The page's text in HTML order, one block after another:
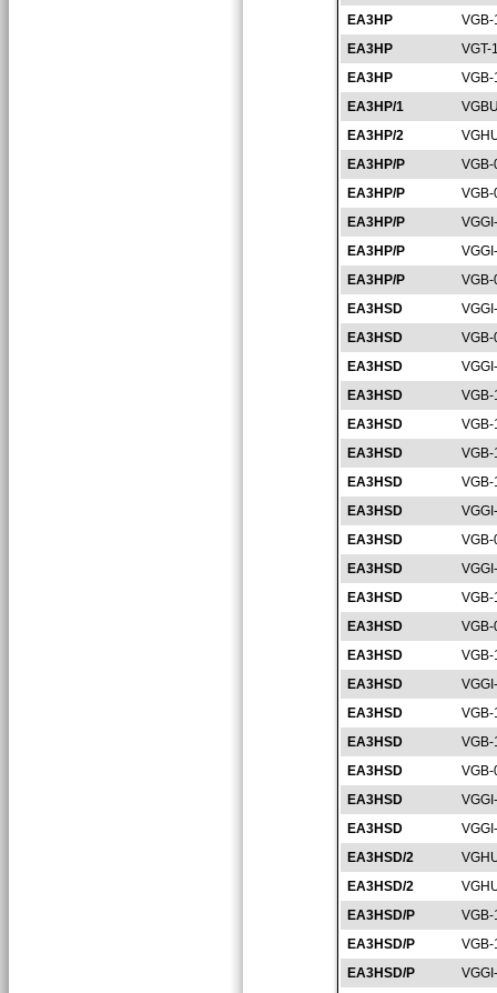
EA3HP
VGB-
EA3HP
VGT-
EA3HP
VGB-
EA3HP/1
EA3HP/2
EA3HP/P
EA3HP/P
EA3HP/P
EA3HP/P
EA3HP/P
EA3HSD
EA3HSD
EA3HSD
EA3HSD
VGB-
EA3HSD
EA3HSD
EA3HSD
EA3HSD
EA3HSD
EA3HSD
EA3HSD
EA3HSD
EA3HSD
EA3HSD
EA3HSD
EA3HSD
EA3HSD
EA3HSD
EA3HSD
EA3HSD/2
EA3HSD/2
EA3HSD/P
EA3HSD/P
EA3HSD/P